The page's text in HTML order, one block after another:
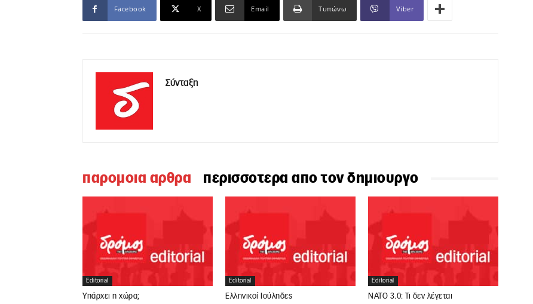
Facebook X Email Τυπώνω Viber
Σύνταξη
παρομοια αρθρα περισσοτερα απο τον δημιουργο
Editorial
Υπάρχει η χώρα;
Editorial
Ελληνικοί Ιούληδες
Editorial
ΝΑΤΟ 3.0: Τι δεν λέγεται